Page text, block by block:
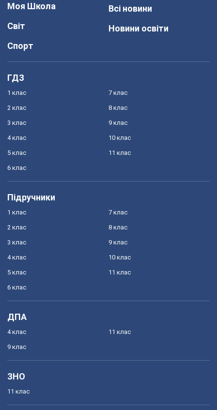
Моя Школа
Світ
Спорт
Всі новини
Новини освіти
ГДЗ
1 клас
2 клас
3 клас
4 клас
5 клас
6 клас
7 клас
8 клас
9 клас
10 клас
11 клас
Підручники
1 клас
2 клас
3 клас
4 клас
5 клас
6 клас
7 клас
8 клас
9 клас
10 клас
11 клас
ДПА
4 клас
9 клас
11 клас
ЗНО
11 клас